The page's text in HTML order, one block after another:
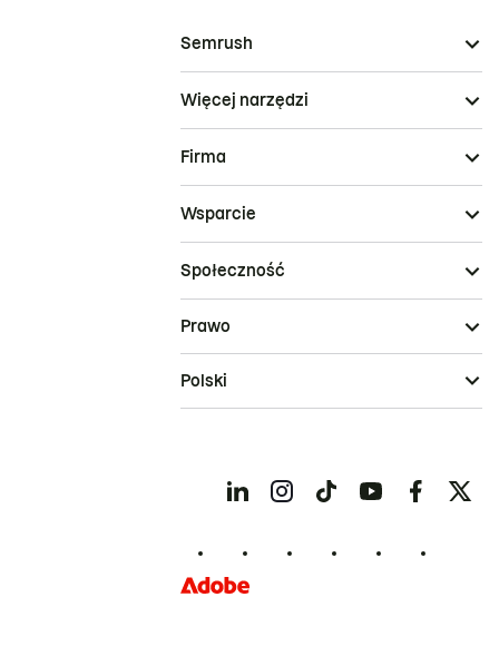
Semrush
Więcej narzędzi
Firma
Wsparcie
Społeczność
Prawo
Polski